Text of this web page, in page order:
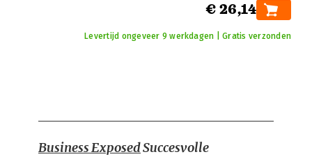
€ 26,14
Levertijd ongeveer 9 werkdagen | Gratis verzonden
Business ExposedSuccesvolle